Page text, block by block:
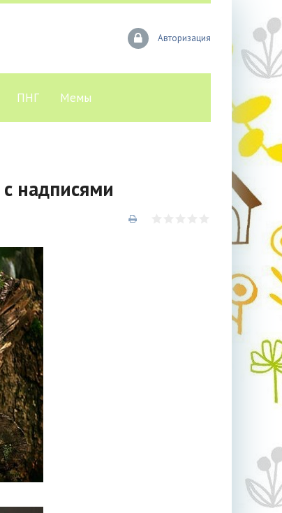
Авторизация
ПНГ Мемы
надписями